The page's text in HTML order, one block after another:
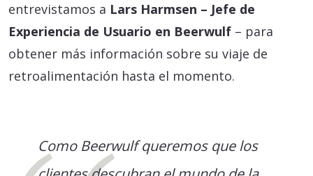
entrevistamos a Lars Harmsen – Jefe de
Experiencia de Usuario en Beerwulf – para
obtener más información sobre su viaje de
retroalimentación hasta el momento.
Como Beerwulf queremos que los